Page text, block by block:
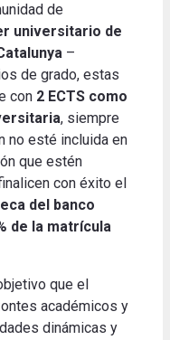
de
universitario de
–
de grado, estas
con 2 ECTS como
, siempre
no esté incluida en
que estén
con éxito el
del banco
de la matrícula
que el
académicos y
dinámicas y